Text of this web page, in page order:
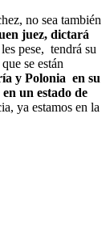
no sea también
juez, dictará
pese, tendrá su
se están
y Polonia en su
un estado de
ya estamos en la